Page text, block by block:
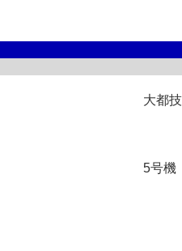
大都
5号機